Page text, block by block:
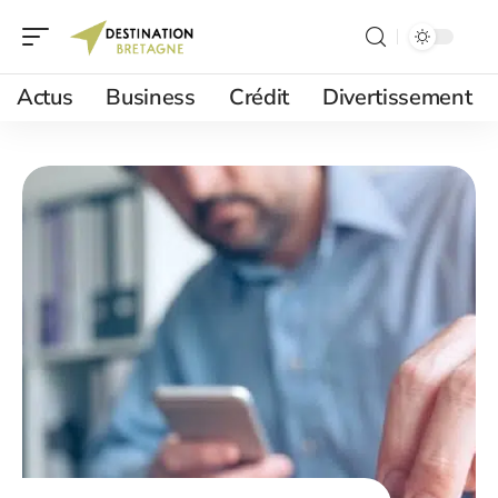
Actus Business Crédit Divertissement